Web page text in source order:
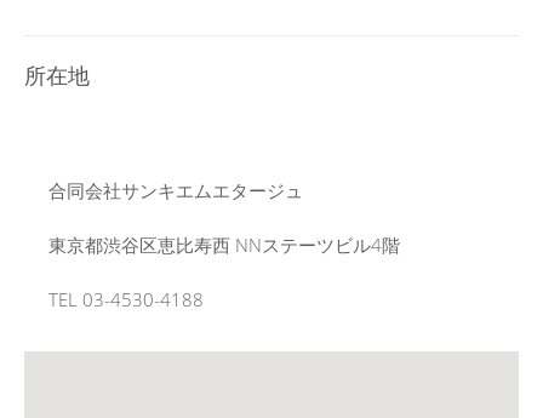
所在地
合同会社サンキエムエタージュ
東京都渋谷区恵比寿西 NNステーツビル4階
TEL 03-4530-4188